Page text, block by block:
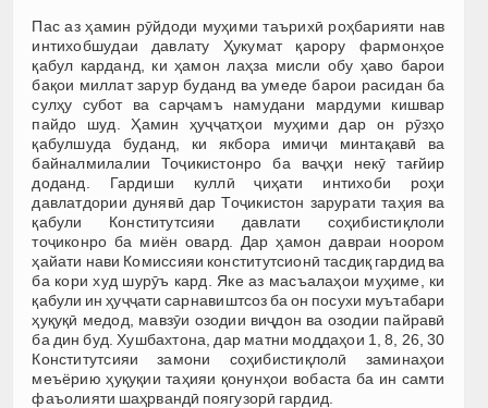
Пас аз ҳамин рӯйдоди муҳими таърихӣ роҳбарияти нав
интихобшудаи давлату Ҳукумат қарору фармонҳое
қабул карданд, ки ҳамон лаҳза мисли обу ҳаво барои
бақои миллат зарур буданд ва умеде барои расидан ба
сулҳу субот ва сарҷамъ наму­да­ни мардуми кишвар
пайдо шуд. Ҳамин ҳуҷҷатҳои муҳими дар он рӯзҳо
қабулшуда буданд, ки якбора имиҷи минтақавӣ ва
байналмилалии Тоҷикистонро ба ваҷҳи некӯ тағйир
доданд. Гардиши куллӣ ҷиҳати интихоби роҳи
давлатдории дунявӣ дар Тоҷи­кис­тон зарурати таҳия ва
қабули Конститутсияи давлати соҳибис­тиқ­лоли
тоҷиконро ба миён овард. Дар ҳамон давраи ноором
ҳайати нави Комис­сияи конститутсионӣ тасдиқ гардид ва
ба кори худ шурӯъ кард. Яке аз масъа­ла­ҳои муҳиме, ки
қабули ин ҳуҷҷати сарнавиштсоз ба он посухи муътабари
ҳуқуқӣ медод, мавзӯи озодии виҷдон ва озодии пайравӣ
ба дин буд. Хушбахтона, дар матни моддаҳои 1, 8, 26, 30
Консти­тут­сияи замони соҳибистиқлолӣ заминаҳои
меъёрию ҳуқуқии таҳияи қонунҳои вобаста ба ин самти
фаъолияти шаҳрвандӣ поягузорӣ гардид.